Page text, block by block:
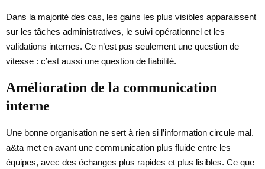
Dans la majorité des cas, les gains les plus visibles apparaissent
sur les tâches administratives, le suivi opérationnel et les
validations internes. Ce n’est pas seulement une question de
vitesse : c’est aussi une question de fiabilité.
Amélioration de la communication
interne
Une bonne organisation ne sert à rien si l’information circule mal.
a&ta met en avant une communication plus fluide entre les
équipes, avec des échanges plus rapides et plus lisibles. Ce que